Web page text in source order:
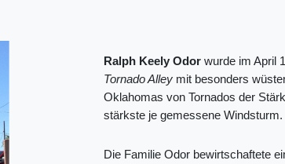
Ralph Keely Odor wurde im April
Tornado Alley mit besonders
Oklahomas von Tornados der
stärkste je gemessene Windsturm.
Die Familie Odor bewirtschaftete